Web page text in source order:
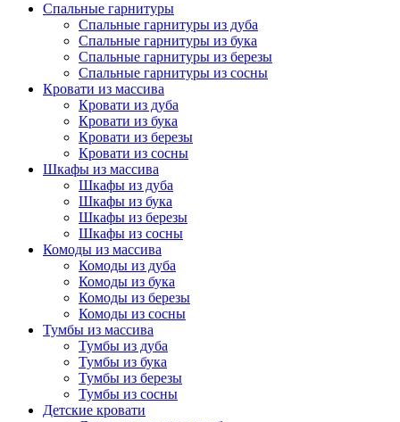
Спальные гарнитуры
Спальные гарнитуры из дуба
Спальные гарнитуры из бука
Спальные гарнитуры из березы
Спальные гарнитуры из сосны
Кровати из массива
Кровати из дуба
Кровати из бука
Кровати из березы
Кровати из сосны
Шкафы из массива
Шкафы из дуба
Шкафы из бука
Шкафы из березы
Шкафы из сосны
Комоды из массива
Комоды из дуба
Комоды из бука
Комоды из березы
Комоды из сосны
Тумбы из массива
Тумбы из дуба
Тумбы из бука
Тумбы из березы
Тумбы из сосны
Детские кровати